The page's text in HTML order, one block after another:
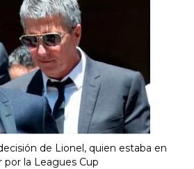
de Lionel, quien estaba en
por la Leagues Cup